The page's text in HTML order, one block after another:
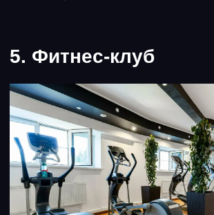
Основные риски связаны с колебаниями трафика
посетителей, как сезонными, так и в зависимости от
примере крупных загородных ТЦ. Создает проблему
текучка персонала, а также колебания цен на кофе
на мировом рынке, посетители привыкают к
определенной ценовой политике и негативно
реагируют на колебания цен. Велика и конкуренция,
и успех зависит во многом от политики оператора
торгового центра, а он может предпочесть контракты
с крупными сетевыми проектами.